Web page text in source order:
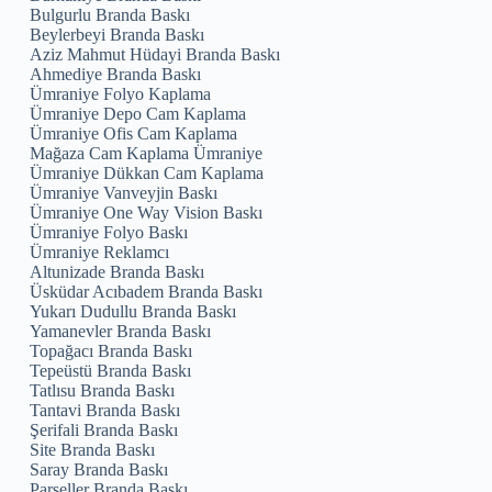
Bulgurlu Branda Baskı
Beylerbeyi Branda Baskı
Aziz Mahmut Hüdayi Branda Baskı
Ahmediye Branda Baskı
Ümraniye Folyo Kaplama
Ümraniye Depo Cam Kaplama
Ümraniye Ofis Cam Kaplama
Mağaza Cam Kaplama Ümraniye
Ümraniye Dükkan Cam Kaplama
Ümraniye Vanveyjin Baskı
Ümraniye One Way Vision Baskı
Ümraniye Folyo Baskı
Ümraniye Reklamcı
Altunizade Branda Baskı
Üsküdar Acıbadem Branda Baskı
Yukarı Dudullu Branda Baskı
Yamanevler Branda Baskı
Topağacı Branda Baskı
Tepeüstü Branda Baskı
Tatlısu Branda Baskı
Tantavi Branda Baskı
Şerifali Branda Baskı
Site Branda Baskı
Saray Branda Baskı